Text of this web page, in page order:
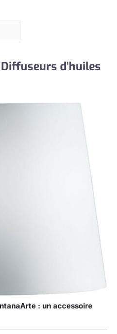
d’huiles
: un accessoire